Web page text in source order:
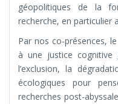
géopolitiques de la
recherche, en particulier
Par nos co-présences,
à une justice cognitive
l’exclusion, la
écologiques pour
recherches post-